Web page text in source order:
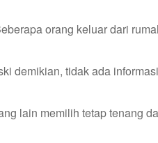
orang keluar dari
demikian, tidak ada
lain memilih tetap tenang